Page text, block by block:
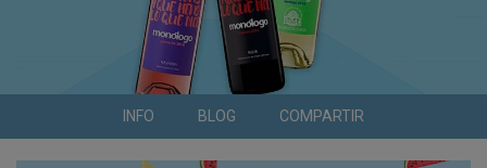
INFO BLOG COMPARTIR